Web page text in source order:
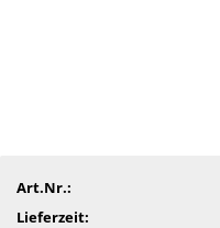
Art.Nr.:
Lieferzeit: